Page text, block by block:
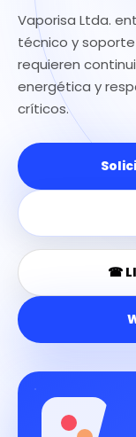
Vaporisa Ltda.
técnico y
requieren
energética y
críticos.
☎